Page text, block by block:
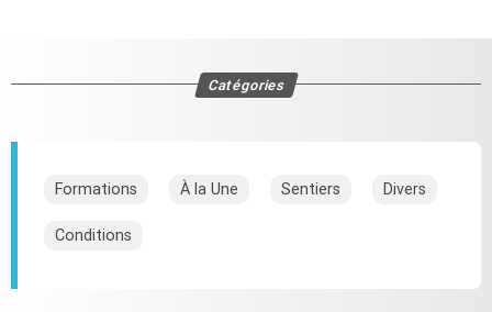
Catégories
Formations À la Une Sentiers Divers
Conditions